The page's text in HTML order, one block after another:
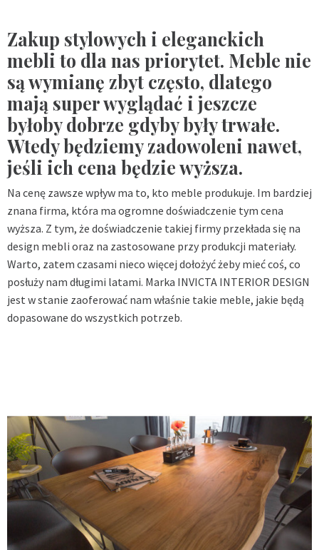
Zakup stylowych i eleganckich
mebli to dla nas priorytet. Meble nie
są wymianę zbyt często, dlatego
mają super wyglądać i jeszcze
byłoby dobrze gdyby były trwałe.
Wtedy będziemy zadowoleni nawet,
jeśli ich cena będzie wyższa.
Na cenę zawsze wpływ ma to, kto meble produkuje. Im bardziej
znana firma, która ma ogromne doświadczenie tym cena
wyższa. Z tym, że doświadczenie takiej firmy przekłada się na
design mebli oraz na zastosowane przy produkcji materiały.
Warto, zatem czasami nieco więcej dołożyć żeby mieć coś, co
posłuży nam długimi latami. Marka INVICTA INTERIOR DESIGN
jest w stanie zaoferować nam właśnie takie meble, jakie będą
dopasowane do wszystkich potrzeb.